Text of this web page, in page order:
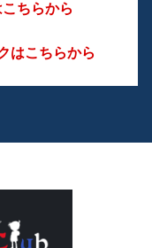
ちらから
はこちらから